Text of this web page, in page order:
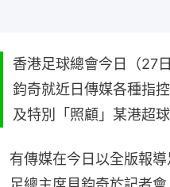
香港足球總會今日（27
鈞奇就近日傳媒各種指
及特別「照顧」某港超
有傳媒在今日以全版報